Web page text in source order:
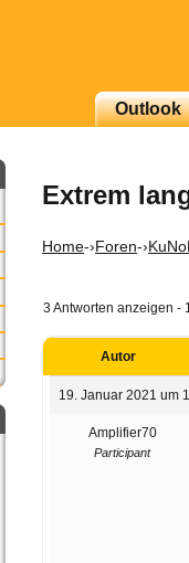
Outlook
Extrem
Home-›Foren-›
3 Antworten anzeigen -
Autor
19. Januar 2021 um
Amplifier70
Participant